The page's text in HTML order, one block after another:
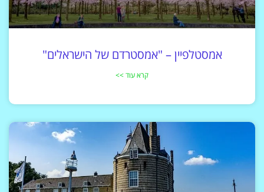
אמסטלפיין – "אמסטרדם של הישראלים"
קרא עוד >>